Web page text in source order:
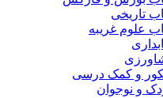
تاریخی
علوم غریبه
و کمک‌ درسی
و نوجوان